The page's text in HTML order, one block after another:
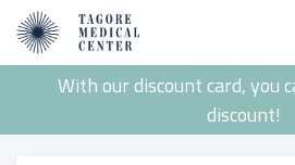
With our discount card, you
discount!